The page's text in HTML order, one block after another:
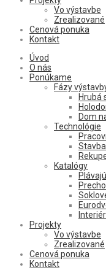
Vo výstavbe
Zrealizované
Cenová ponuka
Kontakt
Úvod
O nás
Ponúkame
Fázy
Hrubá
Dom
Technológie
Katalógy
Projekty
Vo výstavbe
Zrealizované
Cenová ponuka
Kontakt